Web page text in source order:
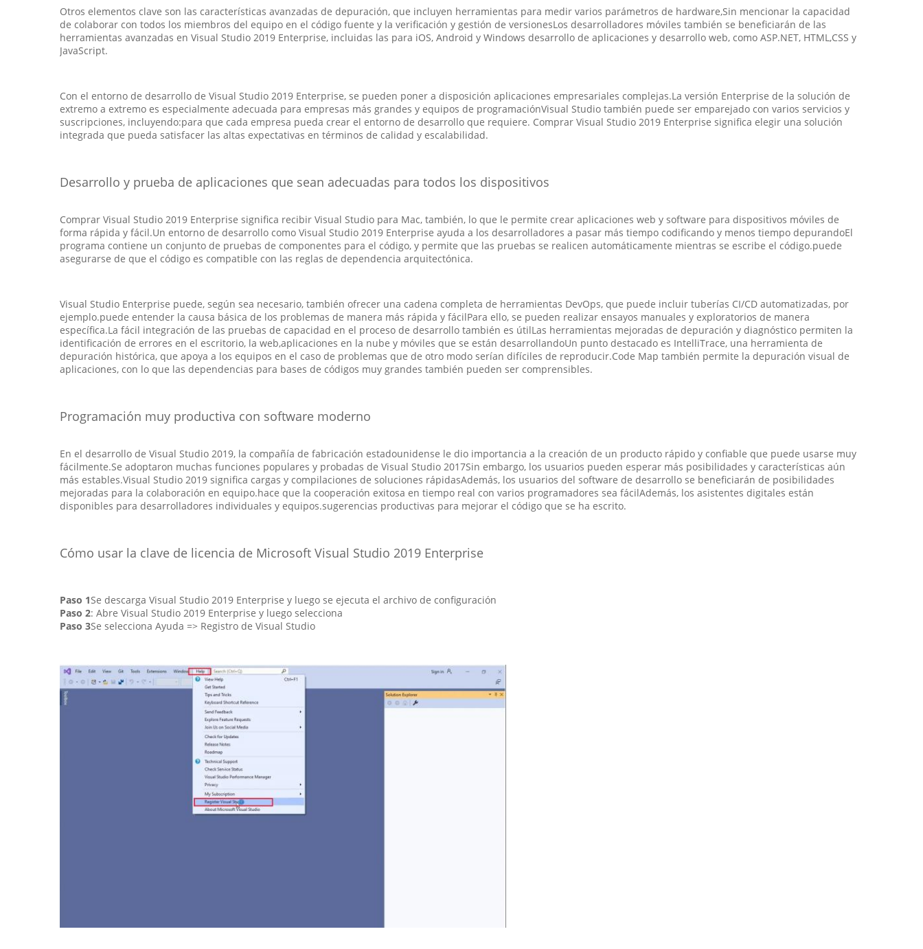
Otros elementos clave son las características avanzadas de depuración, que incluyen herramientas para medir varios parámetros de hardware,Sin mencionar la capacidad
de colaborar con todos los miembros del equipo en el código fuente y la verificación y gestión de versionesLos desarrolladores móviles también se beneficiarán de las
herramientas avanzadas en Visual Studio 2019 Enterprise, incluidas las para iOS, Android y Windows desarrollo de aplicaciones y desarrollo web, como ASP.NET, HTML,CSS y
JavaScript.
Con el entorno de desarrollo de Visual Studio 2019 Enterprise, se pueden poner a disposición aplicaciones empresariales complejas.La versión Enterprise de la solución de
extremo a extremo es especialmente adecuada para empresas más grandes y equipos de programaciónVisual Studio también puede ser emparejado con varios servicios y
suscripciones, incluyendo:para que cada empresa pueda crear el entorno de desarrollo que requiere. Comprar Visual Studio 2019 Enterprise significa elegir una solución
integrada que pueda satisfacer las altas expectativas en términos de calidad y escalabilidad.
Desarrollo y prueba de aplicaciones que sean adecuadas para todos los dispositivos
Comprar Visual Studio 2019 Enterprise significa recibir Visual Studio para Mac, también, lo que le permite crear aplicaciones web y software para dispositivos móviles de
forma rápida y fácil.Un entorno de desarrollo como Visual Studio 2019 Enterprise ayuda a los desarrolladores a pasar más tiempo codificando y menos tiempo depurandoEl
programa contiene un conjunto de pruebas de componentes para el código, y permite que las pruebas se realicen automáticamente mientras se escribe el código.puede
asegurarse de que el código es compatible con las reglas de dependencia arquitectónica.
Visual Studio Enterprise puede, según sea necesario, también ofrecer una cadena completa de herramientas DevOps, que puede incluir tuberías CI/CD automatizadas, por
ejemplo.puede entender la causa básica de los problemas de manera más rápida y fácilPara ello, se pueden realizar ensayos manuales y exploratorios de manera
específica.La fácil integración de las pruebas de capacidad en el proceso de desarrollo también es útilLas herramientas mejoradas de depuración y diagnóstico permiten la
identificación de errores en el escritorio, la web,aplicaciones en la nube y móviles que se están desarrollandoUn punto destacado es IntelliTrace, una herramienta de
depuración histórica, que apoya a los equipos en el caso de problemas que de otro modo serían difíciles de reproducir.Code Map también permite la depuración visual de
aplicaciones, con lo que las dependencias para bases de códigos muy grandes también pueden ser comprensibles.
Programación muy productiva con software moderno
En el desarrollo de Visual Studio 2019, la compañía de fabricación estadounidense le dio importancia a la creación de un producto rápido y confiable que puede usarse muy
fácilmente.Se adoptaron muchas funciones populares y probadas de Visual Studio 2017Sin embargo, los usuarios pueden esperar más posibilidades y características aún
más estables.Visual Studio 2019 significa cargas y compilaciones de soluciones rápidasAdemás, los usuarios del software de desarrollo se beneficiarán de posibilidades
mejoradas para la colaboración en equipo.hace que la cooperación exitosa en tiempo real con varios programadores sea fácilAdemás, los asistentes digitales están
disponibles para desarrolladores individuales y equipos.sugerencias productivas para mejorar el código que se ha escrito.
Cómo usar la clave de licencia de Microsoft Visual Studio 2019 Enterprise
Paso 1Se descarga Visual Studio 2019 Enterprise y luego se ejecuta el archivo de configuración
Paso 2: Abre Visual Studio 2019 Enterprise y luego selecciona
Paso 3Se selecciona Ayuda => Registro de Visual Studio